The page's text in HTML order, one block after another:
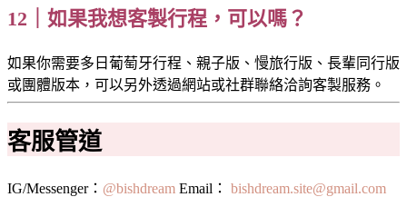
12｜如果我想客製行程，可以嗎？
如果你需要多日葡萄牙行程、親子版、慢旅行版、長輩同行版
或團體版本，可以另外透過網站或社群聯絡洽詢客製服務。
客服管道
IG/Messenger： @bishdream Email： bishdream.site@gmail.com